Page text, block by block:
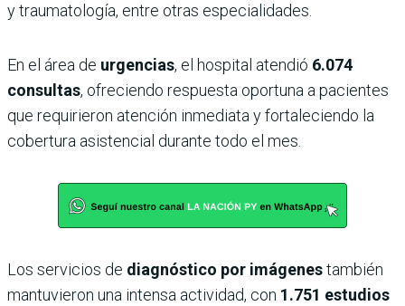
y traumatología, entre otras especialidades.
En el área de urgencias, el hospital atendió 6.074
consultas, ofreciendo respuesta oportuna a pacientes
que requirieron atención inmediata y fortaleciendo la
cobertura asistencial durante todo el mes.
Los servicios de diagnóstico por imágenestambién
mantuvieron una intensa actividad, con 1.751 estudios